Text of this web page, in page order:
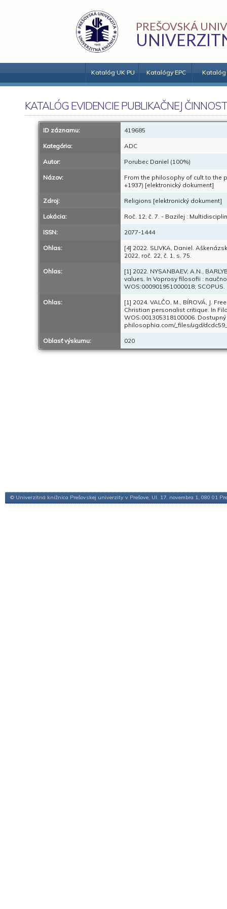
PREŠOVSKÁ
Katalóg UK PU Katalógy EPC Katalóg
KATALÓG EVIDENCIE PUBLIKAČNEJ
ID záznamu: 419685
Kategória: ADC
Autor: Porubec Daniel (100%)
Názov:
From the philosophy of cult to the
+1937) [elektronický dokument]
Zdroj: Religions [elektronický dokument]
Lokácia: Roč. 12, č. 7. - Bazilej :
ISSN: 2077-1444
Ohlas:
[4] 2022. SLIVKA, Daniel.
2022, roč. 22, č. 1, s. 75.
Ohlas:
[1] 2022. NYSANBAEV, A.N.,
values. In Voprosy filosofii :
WOS:000901951000018; SCOPUS.
Ohlas:
[1] 2024. VALČO, M., BÍROVÁ, J.
Christian personalist critique. In
WOS:001305318100006.
philosophia.com/_files/ugd/
Oblasť výskumu: 020
© Univerzitná knižnica Prešovskej univerzity v Prešove, Ul. 17. novembra 1, 080 01